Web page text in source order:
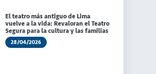
El teatro más antiguo de Lima
vuelve a la vida: Revaloran el Teatro
Segura para la cultura y las familias
28/04/2026